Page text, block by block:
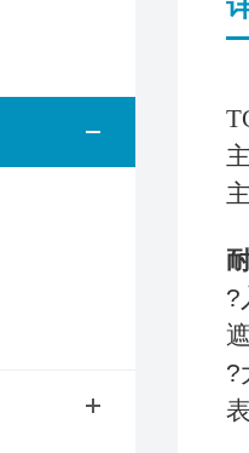
?
?